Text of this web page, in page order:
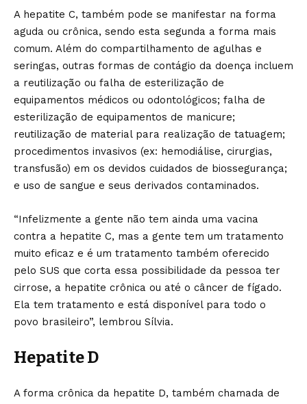
A hepatite C, também pode se manifestar na forma
aguda ou crônica, sendo esta segunda a forma mais
comum. Além do compartilhamento de agulhas e
seringas, outras formas de contágio da doença incluem
a reutilização ou falha de esterilização de
equipamentos médicos ou odontológicos; falha de
esterilização de equipamentos de manicure;
reutilização de material para realização de tatuagem;
procedimentos invasivos (ex: hemodiálise, cirurgias,
transfusão) em os devidos cuidados de biossegurança;
e uso de sangue e seus derivados contaminados.
“Infelizmente a gente não tem ainda uma vacina
contra a hepatite C, mas a gente tem um tratamento
muito eficaz e é um tratamento também oferecido
pelo SUS que corta essa possibilidade da pessoa ter
cirrose, a hepatite crônica ou até o câncer de fígado.
Ela tem tratamento e está disponível para todo o
povo brasileiro”, lembrou Sílvia.
Hepatite D
A forma crônica da hepatite D, também chamada de